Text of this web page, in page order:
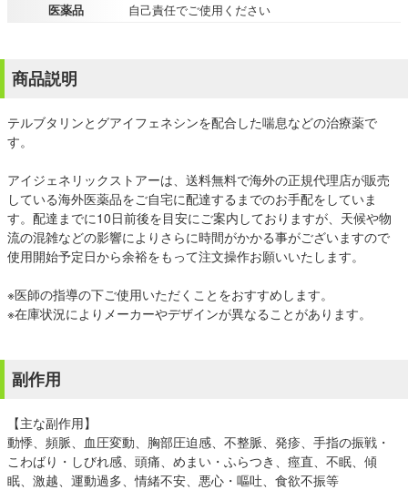
医薬品
自己責任でご使用ください
商品説明
テルブタリンとグアイフェネシンを配合した喘息などの治療薬で
す。
アイジェネリックストアーは、送料無料で海外の正規代理店が販売
している海外医薬品をご自宅に配達するまでのお手配をしていま
す。配達までに10日前後を目安にご案内しておりますが、天候や物
流の混雑などの影響によりさらに時間がかかる事がございますので
使用開始予定日から余裕をもって注文操作お願いいたします。
※医師の指導の下ご使用いただくことをおすすめします。
※在庫状況によりメーカーやデザインが異なることがあります。
副作用
【主な副作用】
動悸、頻脈、血圧変動、胸部圧迫感、不整脈、発疹、手指の振戦・
こわばり・しびれ感、頭痛、めまい・ふらつき、痙直、不眠、傾
眠、激越、運動過多、情緒不安、悪心・嘔吐、食欲不振等